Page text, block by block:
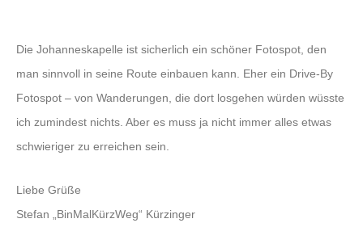
Die Johanneskapelle ist sicherlich ein schöner Fotospot, den
man sinnvoll in seine Route einbauen kann. Eher ein Drive-By
Fotospot – von Wanderungen, die dort losgehen würden wüsste
ich zumindest nichts. Aber es muss ja nicht immer alles etwas
schwieriger zu erreichen sein.
Liebe Grüße
Stefan „BinMalKürzWeg“ Kürzinger